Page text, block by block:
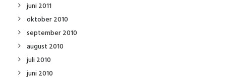
juni 2011
oktober 2010
september 2010
august 2010
juli 2010
juni 2010